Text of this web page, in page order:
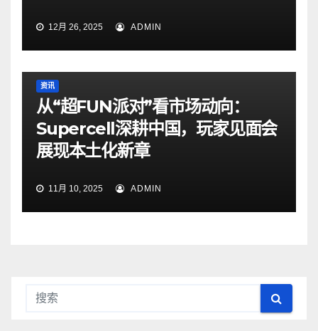
12月 26, 2025 ADMIN
资讯
从“超FUN派对”看市场动向：
Supercell深耕中国，玩家见面会
展现本土化新章
11月 10, 2025 ADMIN